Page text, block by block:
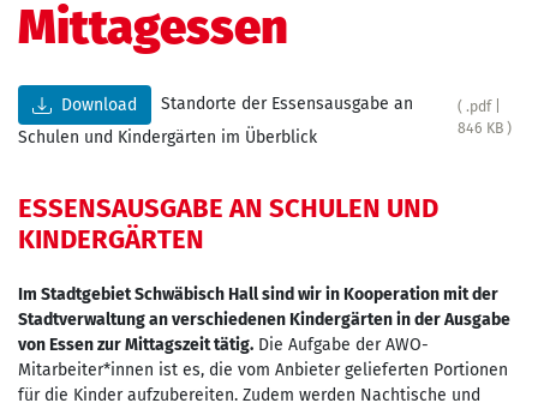
Mittagessen
Download
Standorte der Essensausgabe an
Schulen und Kindergärten im Überblick
( .pdf |
846 KB )
ESSENSAUSGABE AN SCHULEN UND
KINDERGÄRTEN
Im Stadtgebiet Schwäbisch Hall sind wir in Kooperation mit der
Stadtverwaltung an verschiedenen Kindergärten in der Ausgabe
von Essen zur Mittagszeit tätig. Die Aufgabe der AWO-
Mitarbeiter*innen ist es, die vom Anbieter gelieferten Portionen
für die Kinder aufzubereiten. Zudem werden Nachtische und